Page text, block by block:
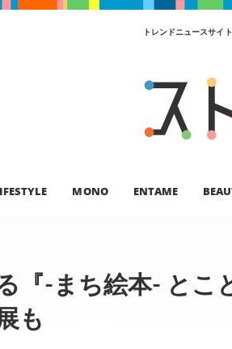
トレンドニュースサイ
MONO ENTAME
『-まち絵本- とこ
も